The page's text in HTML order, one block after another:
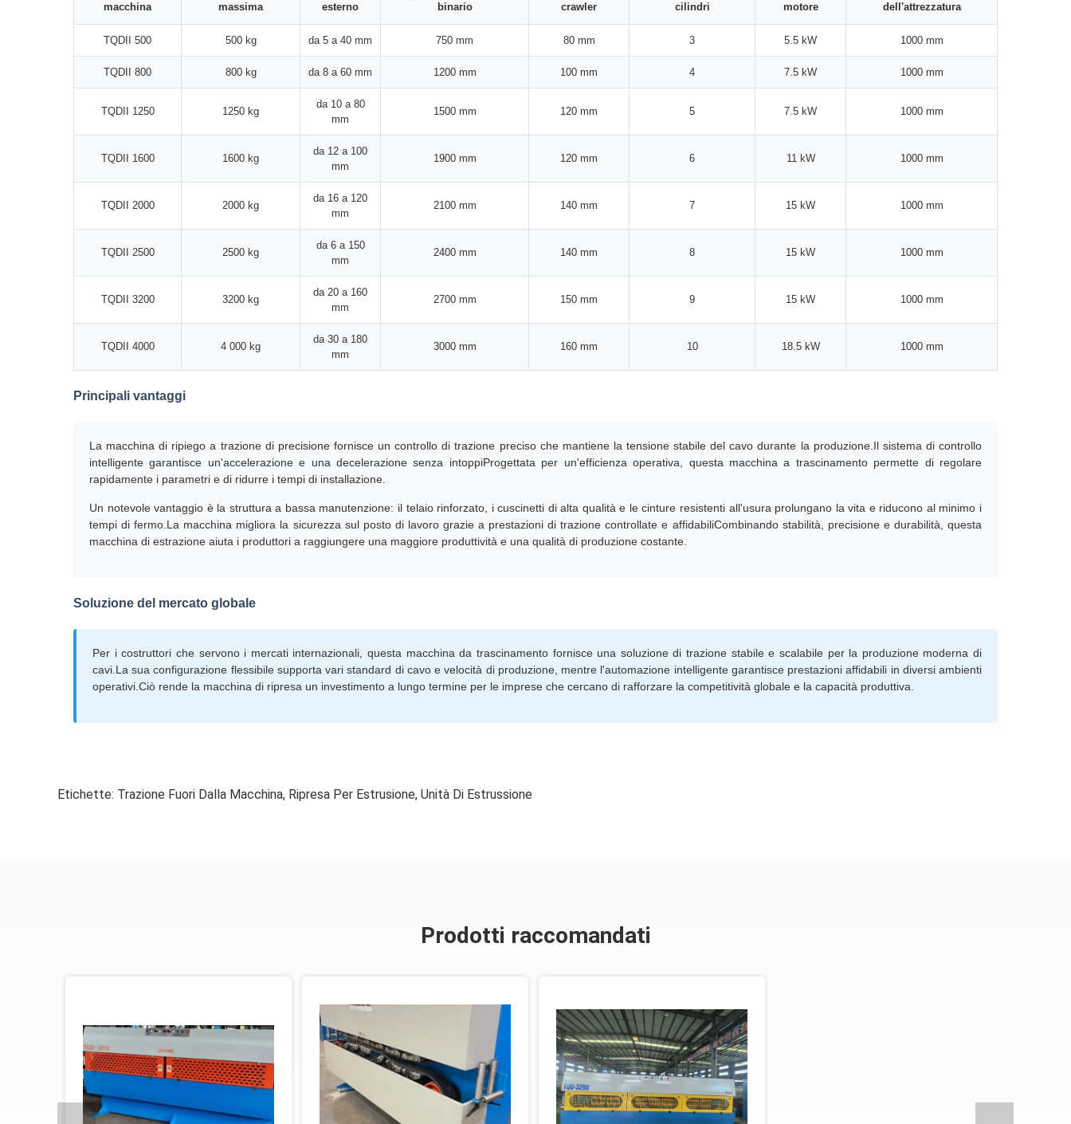
macchina
massima
esterno
binario
crawler
cilindri
motore
dell'attrezzatura
TQDII 500 500 kg da 5 a 40 mm 750 mm 80 mm 3 5.5 kW 1000 mm
TQDII 800 800 kg da 8 a 60 mm 1200 mm 100 mm 4 7.5 kW 1000 mm
TQDII 1250 1250 kg
da 10 a 80
mm
1500 mm 120 mm 5 7.5 kW 1000 mm
TQDII 1600 1600 kg
da 12 a 100
mm
1900 mm 120 mm 6 11 kW 1000 mm
TQDII 2000 2000 kg
da 16 a 120
mm
2100 mm 140 mm 7 15 kW 1000 mm
TQDII 2500 2500 kg
da 6 a 150
mm
2400 mm 140 mm 8 15 kW 1000 mm
TQDII 3200 3200 kg
da 20 a 160
mm
2700 mm 150 mm 9 15 kW 1000 mm
TQDII 4000 4 000 kg
da 30 a 180
mm
3000 mm 160 mm 10 18.5 kW 1000 mm
Principali vantaggi
La macchina di ripiego a trazione di precisione fornisce un controllo di trazione preciso che mantiene la tensione stabile del cavo durante la produzione.Il sistema di controllo
intelligente garantisce un'accelerazione e una decelerazione senza intoppiProgettata per un'efficienza operativa, questa macchina a trascinamento permette di regolare
rapidamente i parametri e di ridurre i tempi di installazione.
Un notevole vantaggio è la struttura a bassa manutenzione: il telaio rinforzato, i cuscinetti di alta qualità e le cinture resistenti all'usura prolungano la vita e riducono al minimo i
tempi di fermo.La macchina migliora la sicurezza sul posto di lavoro grazie a prestazioni di trazione controllate e affidabiliCombinando stabilità, precisione e durabilità, questa
macchina di estrazione aiuta i produttori a raggiungere una maggiore produttività e una qualità di produzione costante.
Soluzione del mercato globale
Per i costruttori che servono i mercati internazionali, questa macchina da trascinamento fornisce una soluzione di trazione stabile e scalabile per la produzione moderna di
cavi.La sua configurazione flessibile supporta vari standard di cavo e velocità di produzione, mentre l'automazione intelligente garantisce prestazioni affidabili in diversi ambienti
operativi.Ciò rende la macchina di ripresa un investimento a lungo termine per le imprese che cercano di rafforzare la competitività globale e la capacità produttiva.
Etichette: Trazione Fuori Dalla Macchina, Ripresa Per Estrusione, Unità Di Estrussione
Prodotti raccomandati